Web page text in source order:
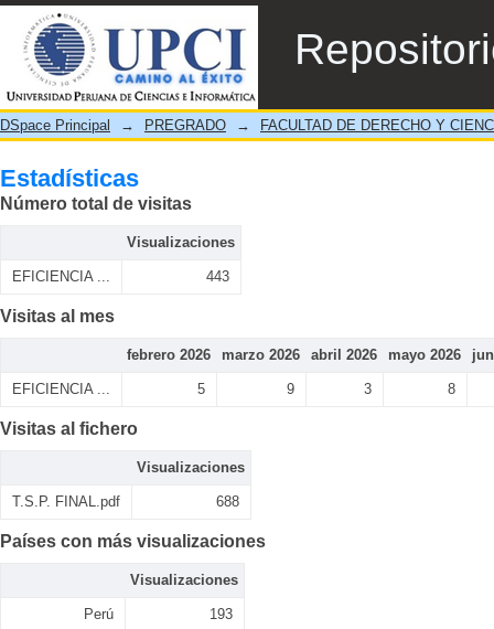
Estadísticas
DSpace Principal → PREGRADO → FACULTAD DE DERECHO Y
Estadísticas
Número total de visitas
Visualizaciones
EFICIENCIA ... 443
Visitas al mes
febrero 2026 marzo 2026 abril 2026 mayo 2026
EFICIENCIA ... 5 9 3 8
Visitas al fichero
Visualizaciones
T.S.P. FINAL.pdf 688
Países con más visualizaciones
Visualizaciones
Perú 193